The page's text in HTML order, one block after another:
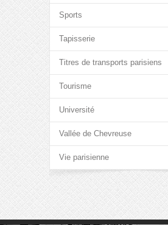
Sports
Tapisserie
Titres de transports parisiens
Tourisme
Université
Vallée de Chevreuse
Vie parisienne